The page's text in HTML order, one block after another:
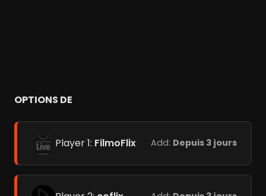
OPTIONS DE
Player 1: FilmoFlix Add: Depuis 3 jours